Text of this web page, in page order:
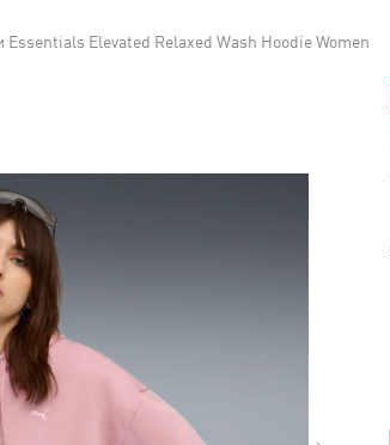
Essentials Elevated Relaxed Wash Hoodie Women